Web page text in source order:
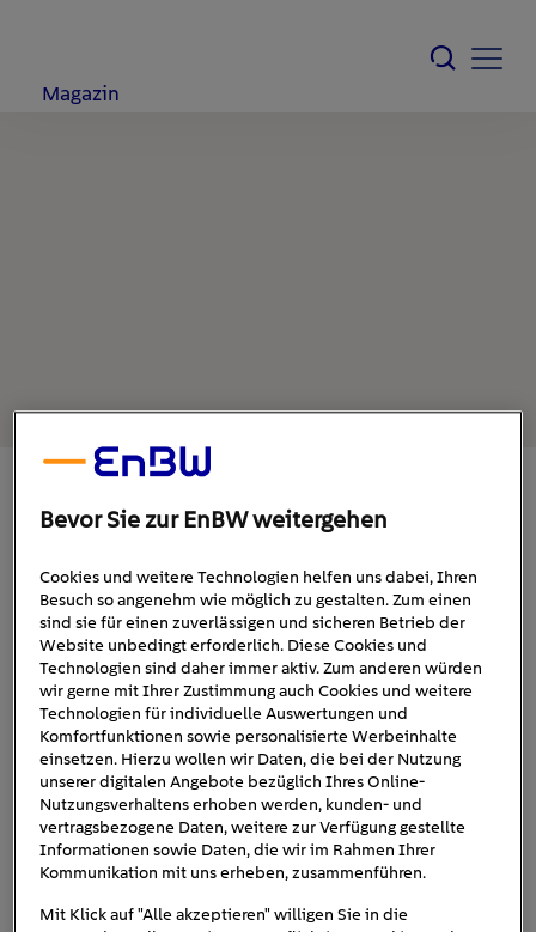
Magazin
28. Januar 2021 1min
betriebskostenabrechnung-
aufzug
Bevor Sie zur EnBW weitergehen
Cookies und weitere Technologien helfen uns dabei, Ihren
Besuch so angenehm wie möglich zu gestalten. Zum einen
sind sie für einen zuverlässigen und sicheren Betrieb der
Website unbedingt erforderlich. Diese Cookies und
Technologien sind daher immer aktiv. Zum anderen würden
wir gerne mit Ihrer Zustimmung auch Cookies und weitere
Technologien für individuelle Auswertungen und
Komfortfunktionen sowie personalisierte Werbeinhalte
einsetzen. Hierzu wollen wir Daten, die bei der Nutzung
unserer digitalen Angebote bezüglich Ihres Online-
Nutzungsverhaltens erhoben werden, kunden- und
vertragsbezogene Daten, weitere zur Verfügung gestellte
Informationen sowie Daten, die wir im Rahmen Ihrer
Kommunikation mit uns erheben, zusammenführen.
Mit Klick auf "Alle akzeptieren" willigen Sie in die